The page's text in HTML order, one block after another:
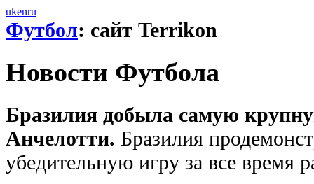
ukenru
Футбол: сайт Terrikon
Новости Футбола
Бразилия добыла самую
Анчелотти. Бразилия
убедительную игру за все время